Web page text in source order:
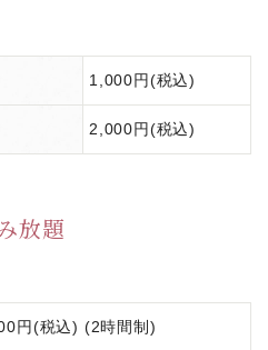
1,000円(税込)
2,000円(税込)
放題
円(税込) (2時間制)